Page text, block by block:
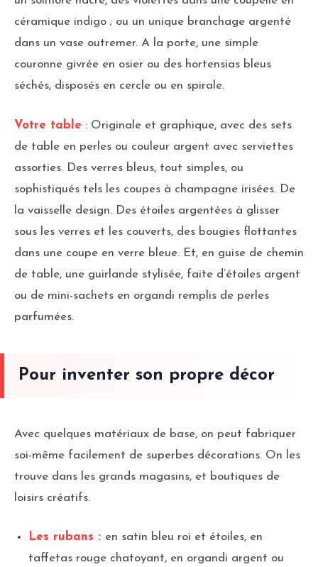
céramique indigo ; ou un unique branchage argenté
dans un vase outremer. A la porte, une simple
couronne givrée en osier ou des hortensias bleus
séchés, disposés en cercle ou en spirale.
Votre table : Originale et graphique, avec des sets
de table en perles ou couleur argent avec serviettes
assorties. Des verres bleus, tout simples, ou
sophistiqués tels les coupes à champagne irisées. De
la vaisselle design. Des étoiles argentées à glisser
sous les verres et les couverts, des bougies flottantes
dans une coupe en verre bleue. Et, en guise de chemin
de table, une guirlande stylisée, faite d’étoiles argent
ou de mini-sachets en organdi remplis de perles
parfumées.
Pour inventer son propre décor
Avec quelques matériaux de base, on peut fabriquer
soi-même facilement de superbes décorations. On les
trouve dans les grands magasins, et boutiques de
loisirs créatifs.
Les rubans : en satin bleu roi et étoiles, en
taffetas rouge chatoyant, en organdi argent ou